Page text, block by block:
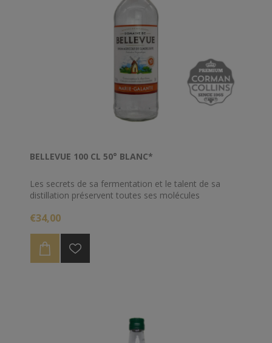
BELLEVUE 100 CL 50° BLANC*
Les secrets de sa fermentation et le talent de sa
distillation préservent toutes ses molécules
une approche fruitée et une vigueur authentique.
€34,00